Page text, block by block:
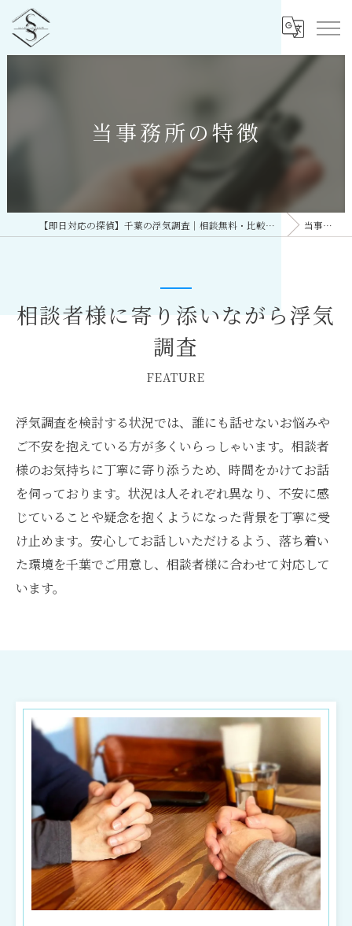
当事務所の特徴
【即日対応の探偵】千葉の浮気調査｜相談無料・比較しておすすめ／総合探偵社シークレットシャドー 千葉オフィス 当事務所の特徴
相談者様に寄り添いながら浮気
調査
FEATURE
浮気調査を検討する状況では、誰にも話せないお悩みや
ご不安を抱えている方が多くいらっしゃいます。相談者
様のお気持ちに丁寧に寄り添うため、時間をかけてお話
を伺っております。状況は人それぞれ異なり、不安に感
じていることや疑念を抱くようになった背景を丁寧に受
け止めます。安心してお話しいただけるよう、落ち着い
た環境を千葉でご用意し、相談者様に合わせて対応して
います。